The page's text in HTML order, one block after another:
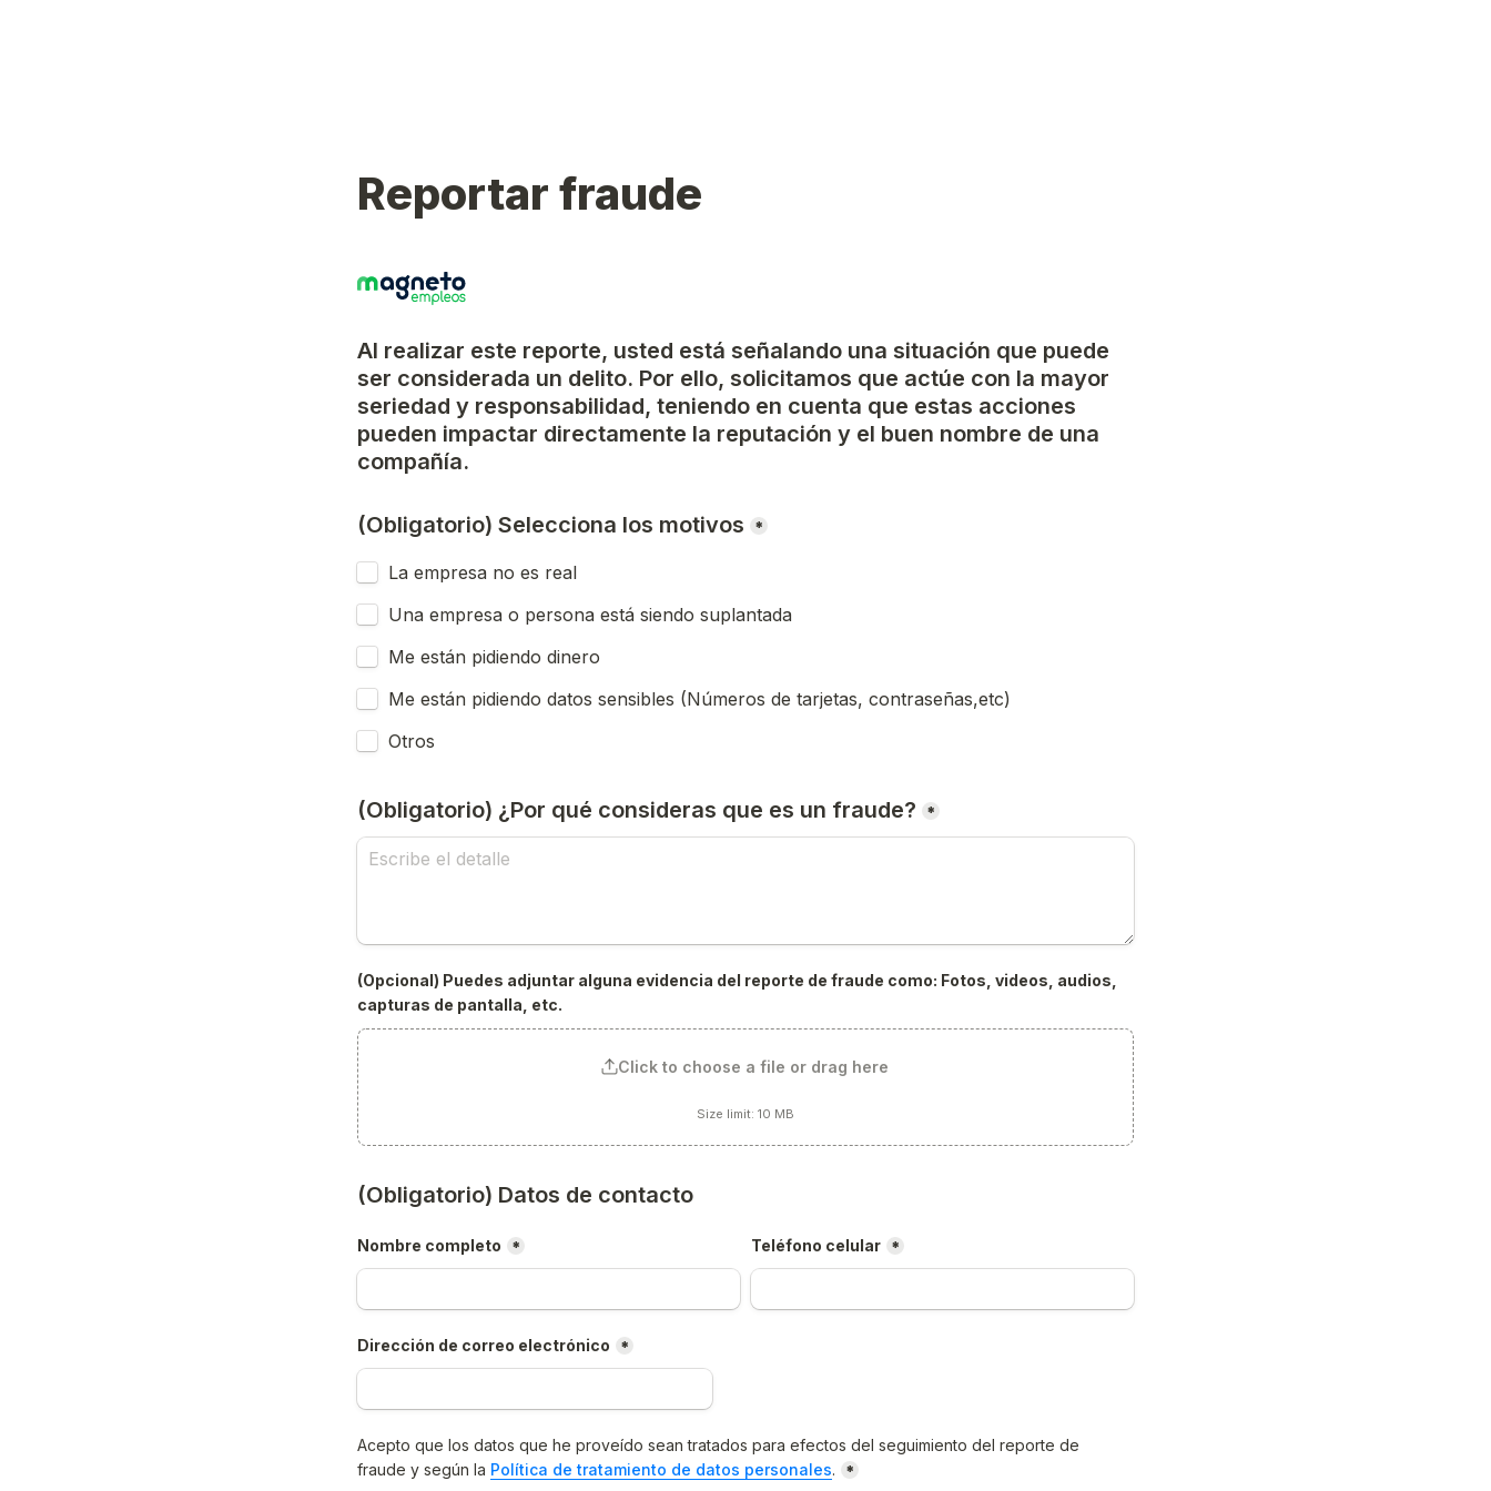
Reportar fraude
Al realizar este reporte, usted está señalando una situación que puede
ser considerada un delito. Por ello, solicitamos que actúe con la mayor
seriedad y responsabilidad, teniendo en cuenta que estas acciones
pueden impactar directamente la reputación y el buen nombre de una
compañía.
(Obligatorio) Selecciona los motivos *
La empresa no es real
Una empresa o persona está siendo suplantada
Me están pidiendo dinero
Me están pidiendo datos sensibles (Números de tarjetas, contraseñas,etc)
Otros
(Obligatorio) ¿Por qué consideras que es un fraude? *
(Opcional) Puedes adjuntar alguna evidencia del reporte de fraude como: Fotos, videos, audios,
capturas de pantalla, etc.
Click to choose a file or drag here
Size limit: 10 MB
(Obligatorio) Datos de contacto
Nombre completo * Teléfono celular *
Dirección de correo electrónico *
Acepto que los datos que he proveído sean tratados para efectos del seguimiento del reporte de
fraude y según la Política de tratamiento de datos personales. *